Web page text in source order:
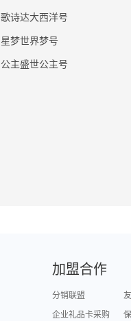
歌诗达大西洋号
星梦世界梦号
公主盛世公主号
加盟合作
分销联盟
企业礼品卡采购